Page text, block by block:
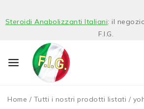
Steroidi Anabolizzanti Italiani: il
F.I.G.
Home / Tutti i nostri prodotti listati /